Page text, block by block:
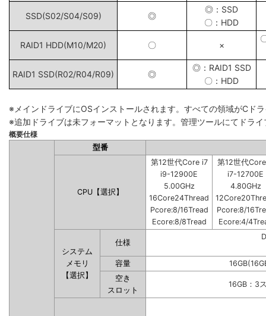
SSD(S02/S04/S09) ◎
◎：SSD
〇：HDD
RAID1 HDD(M10/M20) 〇 ×
RAID1 SSD(R02/R04/R09) ◎
◎：RAID1 SSD
〇：HDD
※メインドライブにOSインストールされます。すべての領域がCド
※追加ドライブは未フォーマットとなります。管理ツールにてドラ
概要仕様
型番
CPU【選択】
第12世代Core i7
i9-12900E
5.00GHz
16Core24Thread
Pcore:8/16Tread
Ecore:8/8Tread
第12世代
i7-12700E
4.80GHz
Pcore:8/
Ecore:4/
システム
メモリ
【選択】
仕様
容量
空き
スロット
16GB：3